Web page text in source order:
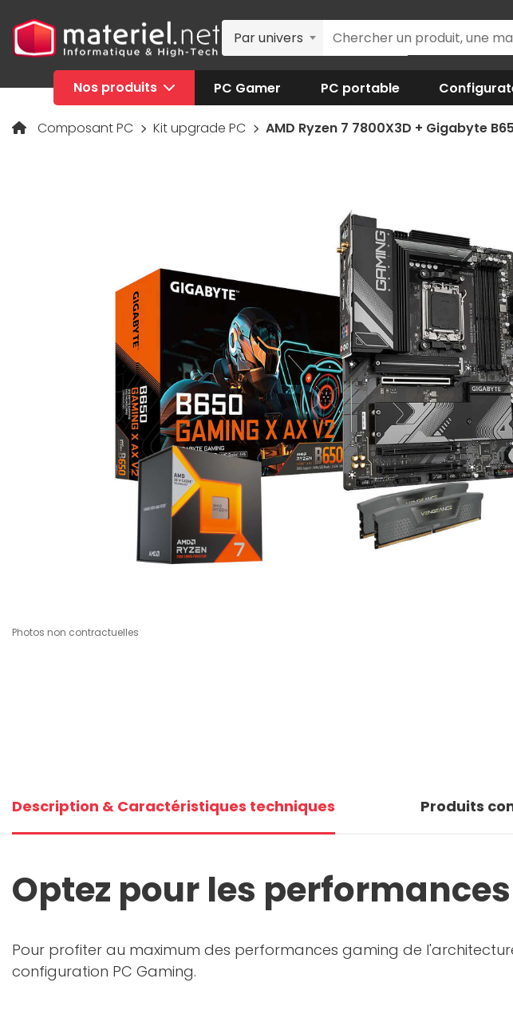
Par univers
Nos produits PC Gamer PC portable
Composant PC Kit upgrade PC AMD Ryzen 7 7800X3D + Gigabyte
Photos non contractuelles
Description & Caractéristiques techniques Produits
Optez pour les
Pour profiter au maximum des performances gaming de
configuration PC Gaming.